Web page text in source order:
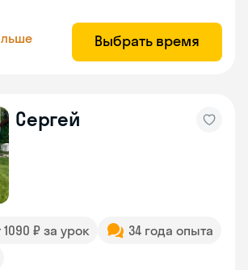
Выбрать время
Сергей
1090 ₽ за урок
34 года опыта